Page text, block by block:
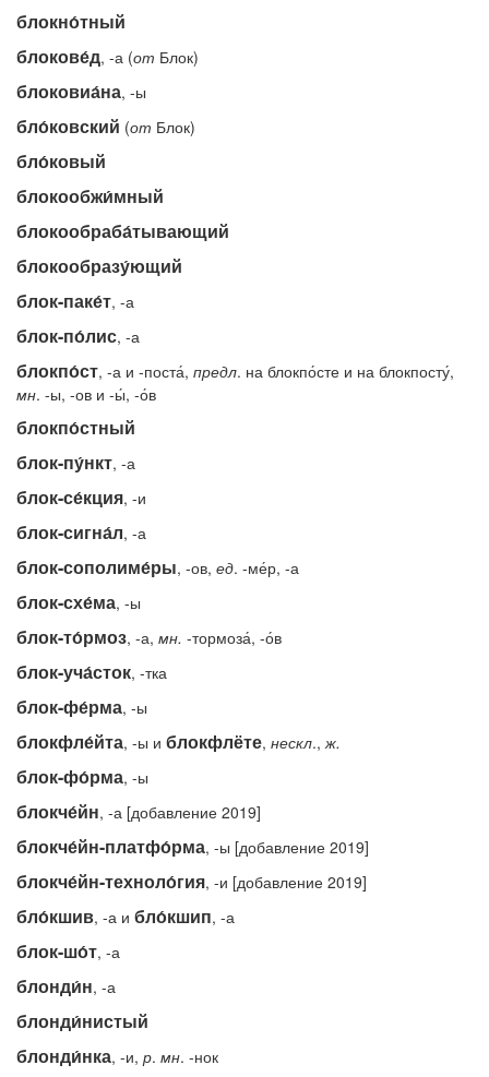
блокно́тный
блокове́д, -а (от Блок)
блоковиа́на, -ы
бло́ковский (от Блок)
бло́ковый
блокообжи́мный
блокообраба́тывающий
блокообразу́ющий
блок-паке́т, -а
блок-по́лис, -а
блокпо́ст, -а и -поста́, предл. на блокпо́сте и на блокпосту́,
мн. -ы, -ов и -ы́, -о́в
блокпо́стный
блок-пу́нкт, -а
блок-се́кция, -и
блок-сигна́л, -а
блок-сополиме́ры, -ов, ед. -ме́р, -а
блок-схе́ма, -ы
блок-то́рмоз, -а, мн. -тормоза́, -о́в
блок-уча́сток, -тка
блок-фе́рма, -ы
блокфле́йта, -ы и блокфлёте, нескл.,ж.
блок-фо́рма, -ы
блокче́йн, -а [добавление 2019]
блокче́йн-платфо́рма, -ы [добавление 2019]
блокче́йн-техноло́гия, -и [добавление 2019]
бло́кшив, -а и бло́кшип, -а
блок-шо́т, -а
блонди́н, -а
блонди́нистый
блонди́нка, -и, р. мн. -нок